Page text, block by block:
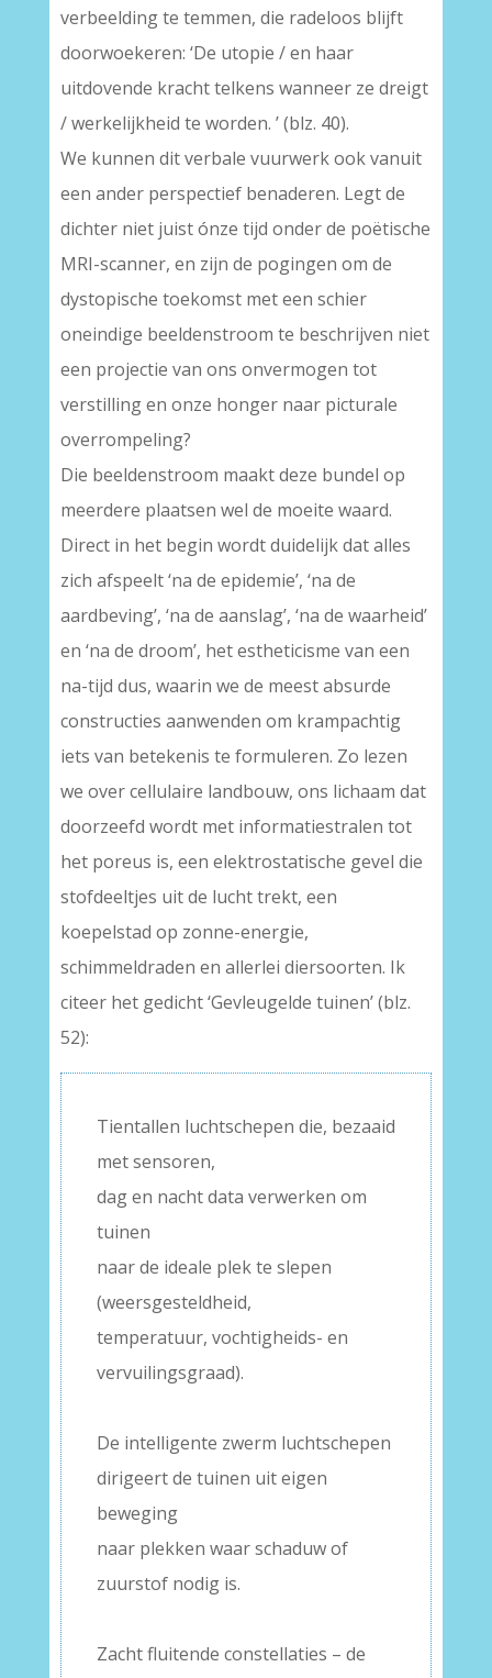
verbeelding te temmen, die radeloos blijft
doorwoekeren: ‘De utopie / en haar
uitdovende kracht telkens wanneer ze dreigt
/ werkelijkheid te worden. ’ (blz. 40).
We kunnen dit verbale vuurwerk ook vanuit
een ander perspectief benaderen. Legt de
dichter niet juist ónze tijd onder de poëtische
MRI-scanner, en zijn de pogingen om de
dystopische toekomst met een schier
oneindige beeldenstroom te beschrijven niet
een projectie van ons onvermogen tot
verstilling en onze honger naar picturale
overrompeling?
Die beeldenstroom maakt deze bundel op
meerdere plaatsen wel de moeite waard.
Direct in het begin wordt duidelijk dat alles
zich afspeelt ‘na de epidemie’, ‘na de
aardbeving’, ‘na de aanslag’, ‘na de waarheid’
en ‘na de droom’, het estheticisme van een
na-tijd dus, waarin we de meest absurde
constructies aanwenden om krampachtig
iets van betekenis te formuleren. Zo lezen
we over cellulaire landbouw, ons lichaam dat
doorzeefd wordt met informatiestralen tot
het poreus is, een elektrostatische gevel die
stofdeeltjes uit de lucht trekt, een
koepelstad op zonne-energie,
schimmeldraden en allerlei diersoorten. Ik
citeer het gedicht ‘Gevleugelde tuinen’ (blz.
52):
Tientallen luchtschepen die, bezaaid
met sensoren,
dag en nacht data verwerken om
tuinen
naar de ideale plek te slepen
(weersgesteldheid,
temperatuur, vochtigheids- en
vervuilingsgraad).
De intelligente zwerm luchtschepen
dirigeert de tuinen uit eigen
beweging
naar plekken waar schaduw of
zuurstof nodig is.
Zacht fluitende constellaties – de